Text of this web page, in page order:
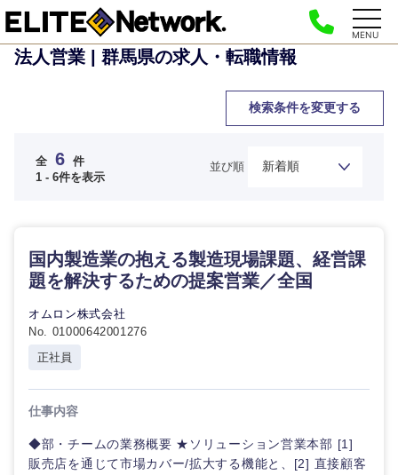
MENU
法人営業 | 群馬県の求人・転職情報
検索条件を変更する
全 6 件
1 - 6件を表示
並び順
国内製造業の抱える製造現場課題、経営課
題を解決するための提案営業／全国
オムロン株式会社
No. 01000642001276
正社員
仕事内容
◆部・チームの業務概要 ★ソリューション営業本部 [1]
販売店を通じて市場カバー/拡大する機能と、[2] 直接顧客